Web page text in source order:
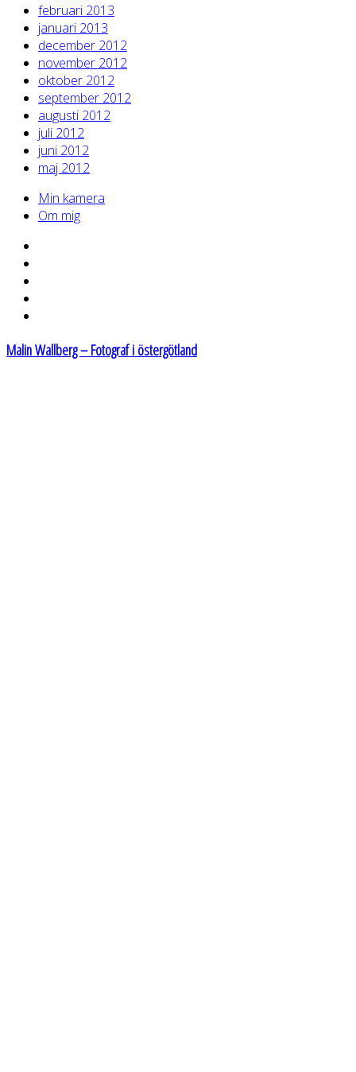
februari 2013
januari 2013
december 2012
november 2012
oktober 2012
september 2012
augusti 2012
juli 2012
juni 2012
maj 2012
Min kamera
Om mig
Malin Wallberg – Fotograf i östergötland